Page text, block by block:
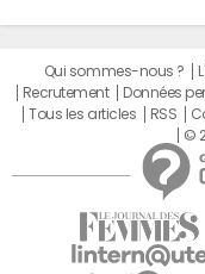
Qui sommes-nous ?
Recrutement
Données
Tous les articles
RSS
©